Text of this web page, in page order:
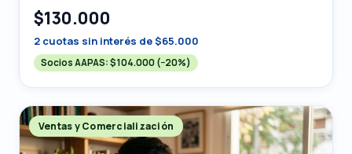
$130.000
2 cuotas sin interés de $65.000
Socios AAPAS: $104.000 (−20%)
Ventas y Comercialización